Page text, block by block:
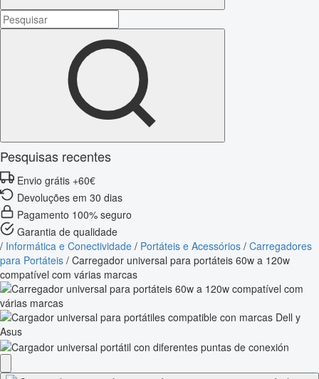
Pesquisas recentes
Envio grátis +60€
Devoluções em 30 dias
Pagamento 100% seguro
Garantia de qualidade
/ Informática e Conectividade / Portáteis e Acessórios / Carregadores
para Portáteis / Carregador universal para portáteis 60w a 120w
compatível com várias marcas